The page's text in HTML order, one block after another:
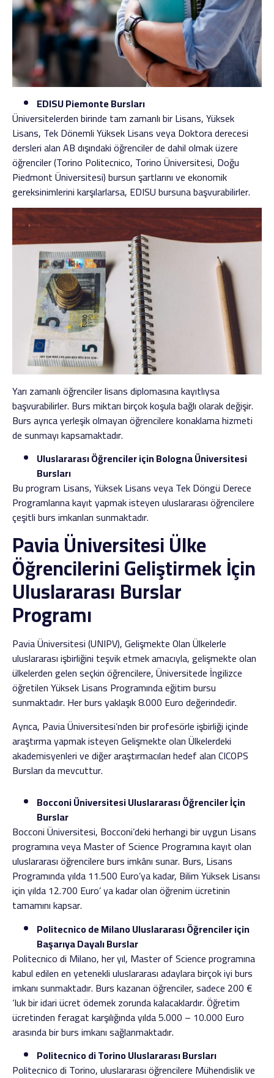
EDISU Piemonte Bursları
Üniversitelerden birinde tam zamanlı bir Lisans, Yüksek
Lisans, Tek Dönemli Yüksek Lisans veya Doktora derecesi
dersleri alan AB dışındaki öğrenciler de dahil olmak üzere
öğrenciler (Torino Politecnico, Torino Üniversitesi, Doğu
Piedmont Üniversitesi) bursun şartlarını ve ekonomik
gereksinimlerini karşılarlarsa, EDISU bursuna başvurabilirler.
Yarı zamanlı öğrenciler lisans diplomasına kayıtlıysa
başvurabilirler. Burs miktarı birçok koşula bağlı olarak değişir.
Burs ayrıca yerleşik olmayan öğrencilere konaklama hizmeti
de sunmayı kapsamaktadır.
Uluslararası Öğrenciler için Bologna Üniversitesi
Bursları
Bu program Lisans, Yüksek Lisans veya Tek Döngü Derece
Programlarına kayıt yapmak isteyen uluslararası öğrencilere
çeşitli burs imkanları sunmaktadır.
Pavia Üniversitesi Ülke
Öğrencilerini Geliştirmek İçin
Uluslararası Burslar
Programı
Pavia Üniversitesi (UNIPV), Gelişmekte Olan Ülkelerle
uluslararası işbirliğini teşvik etmek amacıyla, gelişmekte olan
ülkelerden gelen seçkin öğrencilere, Üniversitede İngilizce
öğretilen Yüksek Lisans Programında eğitim bursu
sunmaktadır. Her burs yaklaşık 8.000 Euro değerindedir.
Ayrıca, Pavia Üniversitesi’nden bir profesörle işbirliği içinde
araştırma yapmak isteyen Gelişmekte olan Ülkelerdeki
akademisyenleri ve diğer araştırmacıları hedef alan CICOPS
Bursları da mevcuttur.
Bocconi Üniversitesi Uluslararası Öğrenciler İçin
Burslar
Bocconi Üniversitesi, Bocconi’deki herhangi bir uygun Lisans
programına veya Master of Science Programına kayıt olan
uluslararası öğrencilere burs imkânı sunar. Burs, Lisans
Programında yılda 11.500 Euro’ya kadar, Bilim Yüksek Lisansı
için yılda 12.700 Euro’ ya kadar olan öğrenim ücretinin
tamamını kapsar.
Politecnico de Milano Uluslararası Öğrenciler için
Başarıya Dayalı Burslar
Politecnico di Milano, her yıl, Master of Science programına
kabul edilen en yetenekli uluslararası adaylara birçok iyi burs
imkanı sunmaktadır. Burs kazanan öğrenciler, sadece 200 €
‘luk bir idari ücret ödemek zorunda kalacaklardır. Öğretim
ücretinden feragat karşılığında yılda 5.000 – 10.000 Euro
arasında bir burs imkanı sağlanmaktadır.
Politecnico di Torino Uluslararası Bursları
Politecnico di Torino, uluslararası öğrencilere Mühendislik ve